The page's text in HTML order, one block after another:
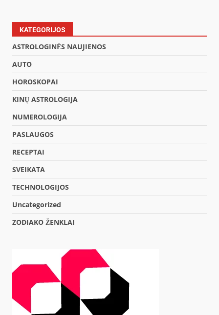
KATEGORIJOS
ASTROLOGINĖS NAUJIENOS
AUTO
HOROSKOPAI
KINŲ ASTROLOGIJA
NUMEROLOGIJA
PASLAUGOS
RECEPTAI
SVEIKATA
TECHNOLOGIJOS
Uncategorized
ZODIAKO ŽENKLAI